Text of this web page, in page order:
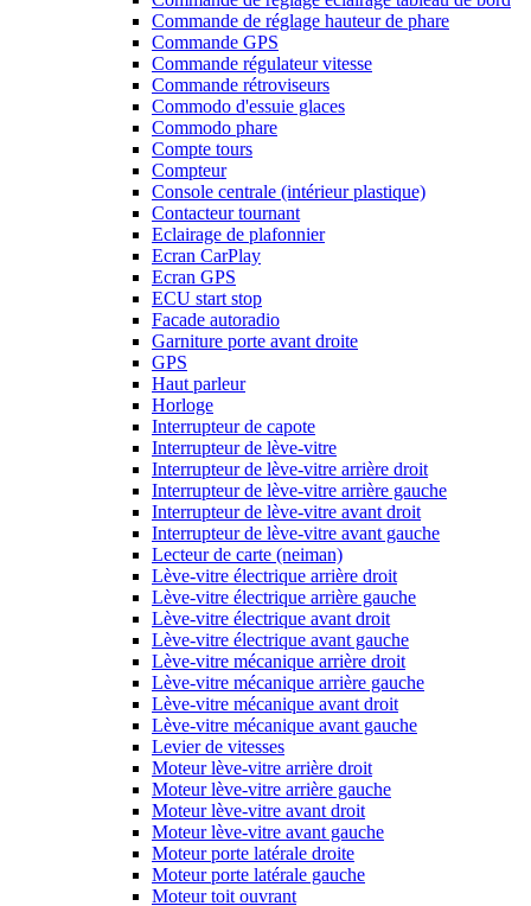
Commande de réglage hauteur de phare
Commande GPS
Commande régulateur vitesse
Commande rétroviseurs
Commodo d'essuie glaces
Commodo phare
Compte tours
Compteur
Console centrale (intérieur plastique)
Contacteur tournant
Eclairage de plafonnier
Ecran CarPlay
Ecran GPS
ECU start stop
Facade autoradio
Garniture porte avant droite
GPS
Haut parleur
Horloge
Interrupteur de capote
Interrupteur de lève-vitre
Interrupteur de lève-vitre arrière droit
Interrupteur de lève-vitre arrière gauche
Interrupteur de lève-vitre avant droit
Interrupteur de lève-vitre avant gauche
Lecteur de carte (neiman)
Lève-vitre électrique arrière droit
Lève-vitre électrique arrière gauche
Lève-vitre électrique avant droit
Lève-vitre électrique avant gauche
Lève-vitre mécanique arrière droit
Lève-vitre mécanique arrière gauche
Lève-vitre mécanique avant droit
Lève-vitre mécanique avant gauche
Levier de vitesses
Moteur lève-vitre arrière droit
Moteur lève-vitre arrière gauche
Moteur lève-vitre avant droit
Moteur lève-vitre avant gauche
Moteur porte latérale droite
Moteur porte latérale gauche
Moteur toit ouvrant